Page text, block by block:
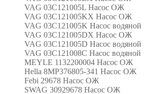
VAG 03C121005L Насос ОЖ
VAG 03C121005KX Насос ОЖ
VAG 03C121005K Насос водяной
VAG 03C121005DX Насос ОЖ
VAG 03C121005D Насос водяной
VAG 03C121008C Насос водяной
MEYLE 1132200004 Насос ОЖ
Hella 8MP376805-341 Насос ОЖ
Febi 29678 Насос ОЖ
SWAG 30929678 Насос ОЖ